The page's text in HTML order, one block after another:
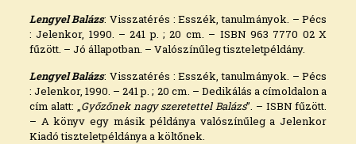
Lengyel Balázs: Visszatérés : Esszék, tanulmányok. – Pécs
: Jelenkor, 1990. – 241 p. ; 20 cm. – ISBN 963 7770 02 X
fűzött. – Jó állapotban. – Valószínűleg tiszteletpéldány.
Lengyel Balázs: Visszatérés : Esszék, tanulmányok. – Pécs
: Jelenkor, 1990. – 241 p. ; 20 cm. – Dedikálás a címoldalon a
cím alatt: „Győzőnek nagy szeretettel Balázs”. – ISBN fűzött.
– A könyv egy másik példánya valószínűleg a Jelenkor
Kiadó tiszteletpéldánya a költőnek.